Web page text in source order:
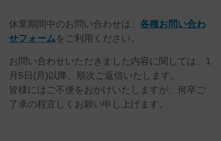
休業期間中のお問い合わせは、 各種お問い合わ
せフォームをご利用ください。
お問い合わせいただきました内容に関しては、1
月5日(月)以降、順次ご返信いたします。
皆様にはご不便をおかけいたしますが、何卒ご
了承の程宜しくお願い申し上げます。